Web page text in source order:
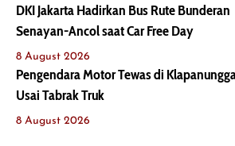
DKI Jakarta Hadirkan Bus Rute Bunderan
Senayan-Ancol saat Car Free Day
8 August 2026
Pengendara Motor Tewas di
Usai Tabrak Truk
8 August 2026